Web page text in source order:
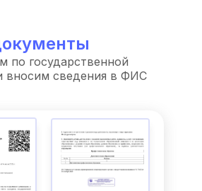
по государственной
вносим сведения в ФИС